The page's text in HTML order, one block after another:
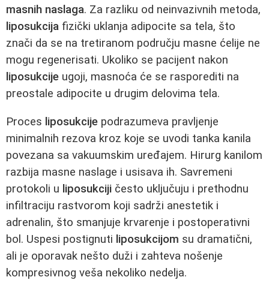
masnih naslaga. Za razliku od neinvazivnih metoda,
liposukcija fizički uklanja adipocite sa tela, što
znači da se na tretiranom području masne ćelije ne
mogu regenerisati. Ukoliko se pacijent nakon
liposukcije ugoji, masnoća će se rasporediti na
preostale adipocite u drugim delovima tela.
Proces liposukcije podrazumeva pravljenje
minimalnih rezova kroz koje se uvodi tanka kanila
povezana sa vakuumskim uređajem. Hirurg kanilom
razbija masne naslage i usisava ih. Savremeni
protokoli u liposukciji često uključuju i prethodnu
infiltraciju rastvorom koji sadrži anestetik i
adrenalin, što smanjuje krvarenje i postoperativni
bol. Uspesi postignuti liposukcijom su dramatični,
ali je oporavak nešto duži i zahteva nošenje
kompresivnog veša nekoliko nedelja.